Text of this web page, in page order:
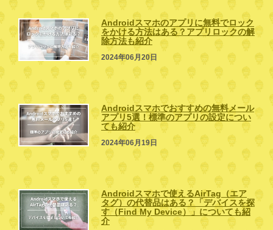
Androidスマホのアプリに無料でロック
をかける方法はある？アプリロックの解
除方法も紹介
2024年06月20日
Androidスマホでおすすめの無料メール
アプリ5選！標準のアプリの設定につい
ても紹介
2024年06月19日
Androidスマホで使えるAirTag（エア
タグ）の代替品はある？「デバイスを探
す（Find My Device）」についても紹
介